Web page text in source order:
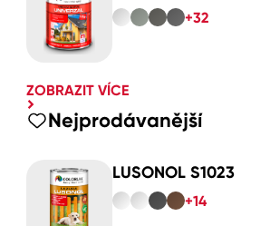
+32
ZOBRAZIT VÍCE
Nejprodávanější
LUSONOL S1023
+14